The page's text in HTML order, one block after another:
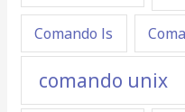
Comando ls
comando unix